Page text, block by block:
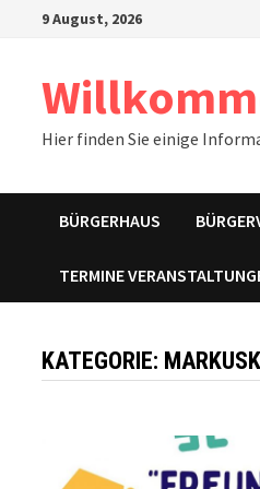
9 August, 2026
Hier finden Sie einige
BÜRGERHAUS
TERMINE
KATEGORIE: